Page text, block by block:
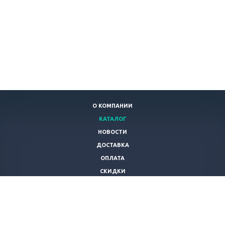
О КОМПАНИИ
КАТАЛОГ
НОВОСТИ
ДОСТАВКА
ОПЛАТА
СКИДКИ